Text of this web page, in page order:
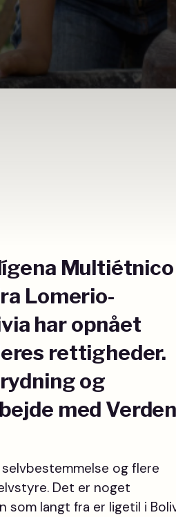
Lomerio-
har opnået
rettigheder.
og
med
og flere
Det er noget
som langt fra er ligetil i